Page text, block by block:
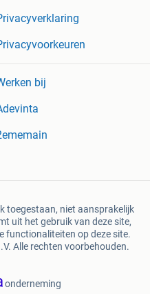
bij
toegestaan, niet aansprakelijk
uit het gebruik van deze site,
functionaliteiten op deze site.
Alle rechten voorbehouden.
onderneming